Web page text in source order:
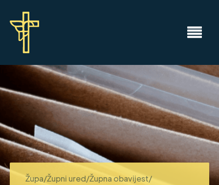
Župa/Župni ured/Župna obavijest/